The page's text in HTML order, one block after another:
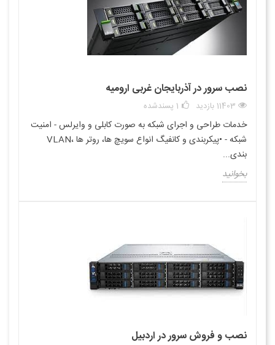
نصب سرور در آذربایجان غربی ارومیه
11403 بازدید 1 پسندشده
خدمات طراحی و اجرای شبکه به صورت کابلی و وایرلس - امنیت
شبکه - •پیکربندی و کانفیگ انواع سویچ ها، روتر ها ،VLAN
بندی...
بخوانید
نصب و فروش سرور در اردبیل